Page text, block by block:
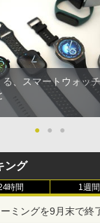
、スマートウォッ
● ● ●
ング
時間 1週間
ミングを9月末で終